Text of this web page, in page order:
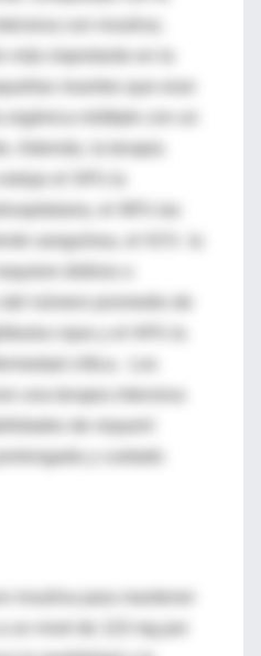
con insulina;
más importante en la
muertes que eran
orgánica múltiple con un
Además, la terapia
sanguínea, el 41% la
diálisis o
crítica. Los
una terapia intensiva
de requerir
y cuidado
insulina para mantener
un nivel de 110 mg por